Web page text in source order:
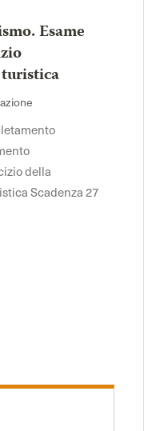
Esame
della
Scadenza 27